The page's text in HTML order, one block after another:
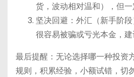
货，波动相对温和），但
坚决回避：外汇（新手阶
很容易被骗或亏光本金，
最后提醒：无论选择哪一种投资
规则，积累经验，小额试错，切